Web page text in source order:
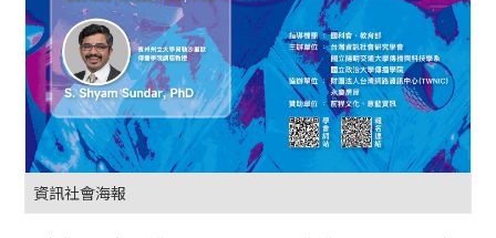
資訊社會海報